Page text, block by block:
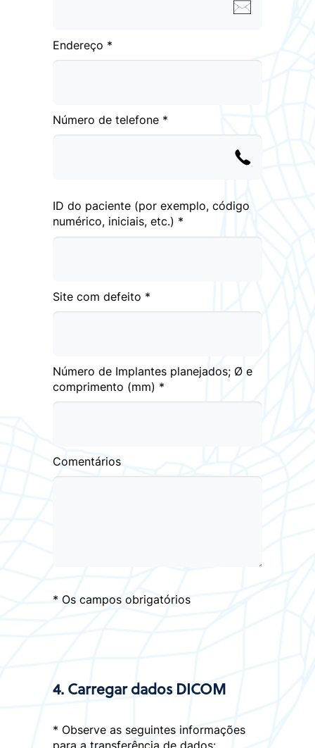
Endereço *
Número de telefone *
ID do paciente (por exemplo, código
numérico, iniciais, etc.) *
Site com defeito *
Número de Implantes planejados; Ø e
comprimento (mm) *
Comentários
* Os campos obrigatórios
4. Carregar dados DICOM
* Observe as seguintes informações
para a transferência de dados: